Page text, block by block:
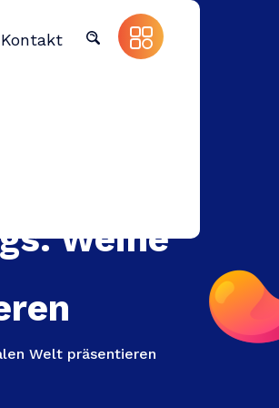
Kontakt
Weine
Welt präsentieren